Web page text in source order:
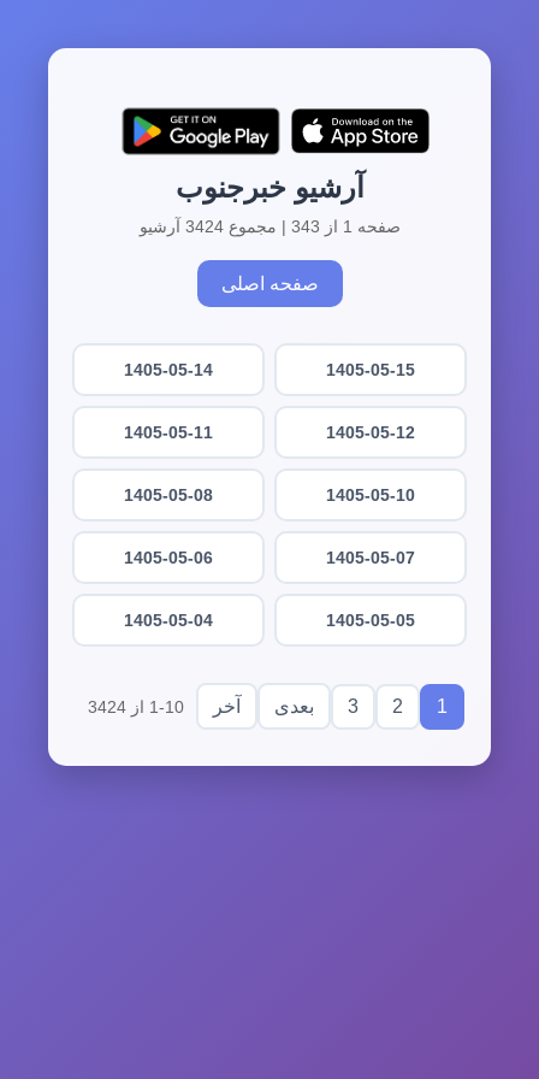
آرشیو خبرجنوب
صفحه 1 از 343 | مجموع 3424 آرشیو
صفحه اصلی
1405-05-15
1405-05-14
1405-05-12
1405-05-11
1405-05-10
1405-05-08
1405-05-07
1405-05-06
1405-05-05
1405-05-04
1
2
3 بعدی آخر 1-10 از 3424